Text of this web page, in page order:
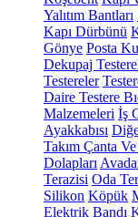
Yalıtım Bantları
Kapı Dürbünü
Gönye Posta
Dekupaj
Testereler
Daire Testere
Malzemeleri İş
Ayakkabısı
Takım Çanta
Dolapları
Terazisi Oda
Silikon Köpük
Elektrik Bandı